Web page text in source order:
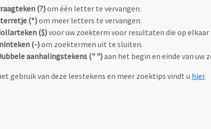
(?)om één letter te vervangen.
(*)om meer letters te vervangen.
($)voor uw zoekterm voor resultaten die op elkaar
(-)om zoektermen uit te sluiten.
aanhalingstekens (" ")aan het begin en einde van uw
gebruik van deze leestekens en meer zoektips vindt u hier.